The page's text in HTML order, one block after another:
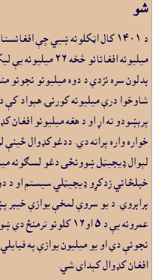
شو
ميليونه افغانانو
بدلون سره نژدې د دوه ميليونو نجونو
شاوخوا درې ميليونه کورنۍ هېواد کې
پرېښودو ته اړ او د هغه ميليونو افغان
خواره واره پراته دي. ددغوکډوال ځينې
لېوال ډيجيټل ښوونځى دغو لسګونه
خپلځاني زدکړو ډيجيټلي سيستم او د
نجونې دي او يو ميليون يوازې په
افغان کډوال کېداى شي.